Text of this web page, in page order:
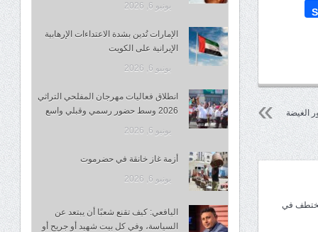
الغيضة
في
يونيو 6, 2026
الإمارات تُدين بشدة الاعتداءات الإرهابية
الإيرانية على الكويت
يونيو 6, 2026
انطلاق فعاليات مهرجان المفلحي التراثي
2026 وسط حضور رسمي وقبلي واسع
يونيو 6, 2026
أزمة غاز خانقة في حضرموت
يونيو 6, 2026
اليافعي: كيف تقنع شعبًا أن يبتعد عن
السياسة، وفي كل بيت شهيد أو جريح أو